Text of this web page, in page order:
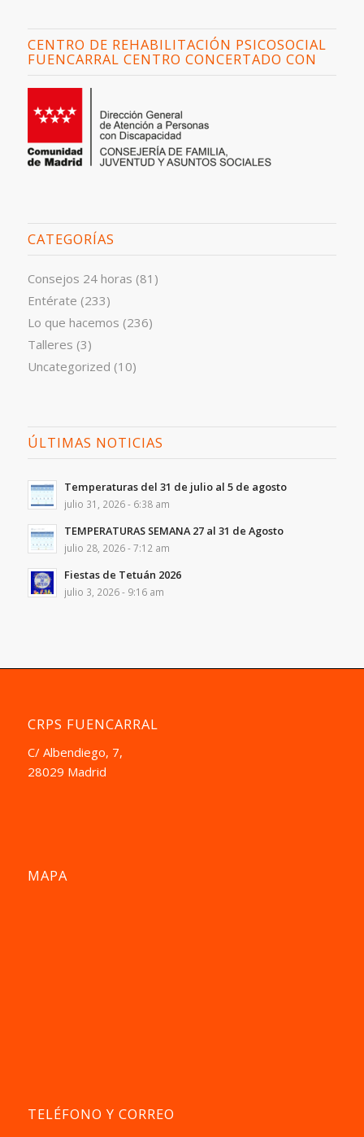
CENTRO DE REHABILITACIÓN PSICOSOCIAL
FUENCARRAL CENTRO CONCERTADO CON
CATEGORÍAS
Consejos 24 horas (81)
Entérate (233)
Lo que hacemos (236)
Talleres (3)
Uncategorized (10)
ÚLTIMAS NOTICIAS
Temperaturas del 31 de julio al 5 de agosto
julio 31, 2026 - 6:38 am
TEMPERATURAS SEMANA 27 al 31 de Agosto
julio 28, 2026 - 7:12 am
Fiestas de Tetuán 2026
julio 3, 2026 - 9:16 am
CRPS FUENCARRAL
C/ Albendiego, 7,
28029 Madrid
MAPA
TELÉFONO Y CORREO